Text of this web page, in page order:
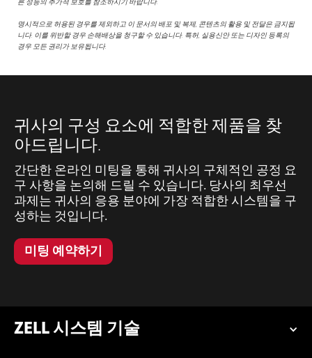
른 성능의 추가적 보호를 참조하시기 바랍니다.
명시적으로 허용된 경우를 제외하고 이 문서의 배포 및 복제, 콘텐츠의 활용 및 전달은 금지됩
니다. 이를 위반할 경우 손해배상을 청구할 수 있습니다. 특허, 실용신안 또는 디자인 등록의
경우 모든 권리가 보유됩니다.
귀사의 구성 요소에 적합한 제품을 찾
아드립니다.
간단한 온라인 미팅을 통해 귀사의 구체적인 공정 요
구 사항을 논의해 드릴 수 있습니다. 당사의 최우선
과제는 귀사의 응용 분야에 가장 적합한 시스템을 구
성하는 것입니다.
미팅 예약하기
ZELL 시스템 기술